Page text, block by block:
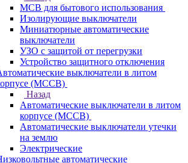
MCB для бытового использования
Изолирующие выключатели
Миниатюрные автоматические
выключатели
УЗО с защитой от перегрузки
Устройство защитного отключения
выключатели в литом
(MCCB)
Назад
Автоматические выключатели в литом
корпусе (MCCB)
Автоматические выключатели утечки
на землю
Электрические
автоматические